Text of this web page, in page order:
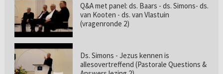
Q&A met panel: ds. Baars - ds. Simons- ds.
van Kooten - ds. van Vlastuin
(vragenronde 2)
Ds. Simons - Jezus kennen is
allesovertreffend (Pastorale Questions &